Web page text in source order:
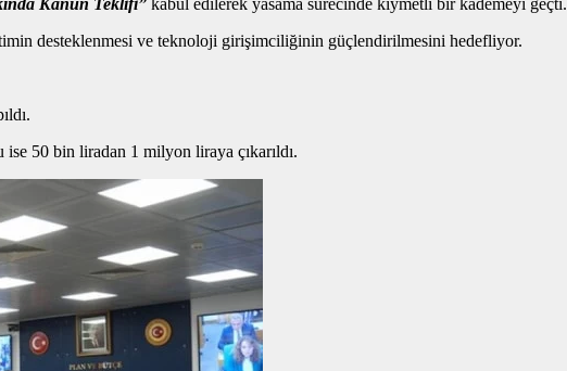
desteklenmesi ve teknoloji girişimciliğinin güçlendirilmesini hedefliyor.
50 bin liradan 1 milyon liraya çıkarıldı.